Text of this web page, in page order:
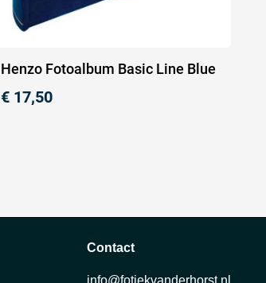
Henzo Fotoalbum Basic Line Blue
€ 17,50
Contact
info@fotiekvanderhorst.nl